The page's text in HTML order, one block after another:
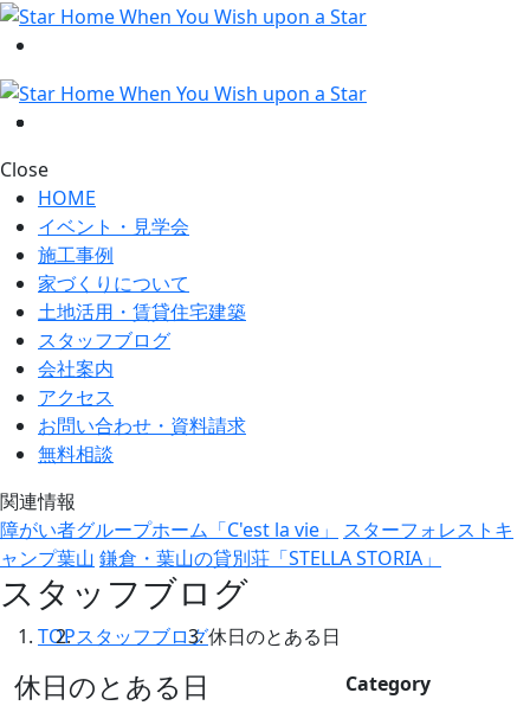
Close
HOME
イベント・見学会
施工事例
家づくりについて
土地活用・賃貸住宅建築
スタッフブログ
会社案内
アクセス
お問い合わせ・資料請求
無料相談
関連情報
障がい者グループホーム「C'est la vie」
スターフォレストキ
ャンプ葉山 鎌倉・葉山の貸別荘「STELLA STORIA」
スタッフブログ
TOPスタッフブログ休日のとある日
休日のとある日
Category